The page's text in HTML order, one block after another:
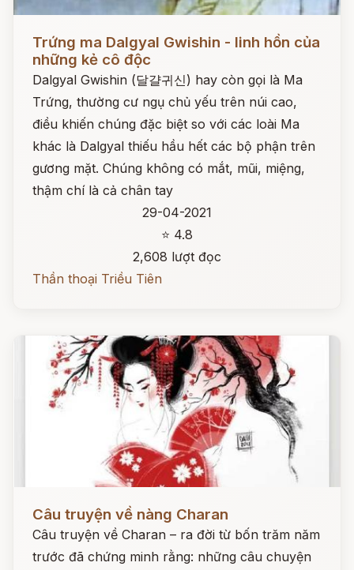
Trứng ma Dalgyal Gwishin - linh hồn của
những kẻ cô độc
Dalgyal Gwishin (달걀귀신) hay còn gọi là Ma
Trứng, thường cư ngụ chủ yếu trên núi cao,
điều khiến chúng đặc biệt so với các loài Ma
khác là Dalgyal thiếu hầu hết các bộ phận trên
gương mặt. Chúng không có mắt, mũi, miệng,
thậm chí là cả chân tay
29-04-2021
⭐ 4.8
2,608 lượt đọc
Thần thoại Triều Tiên
Câu truyện về nàng Charan
Câu truyện về Charan – ra đời từ bốn trăm năm
trước đã chứng minh rằng: những câu chuyện